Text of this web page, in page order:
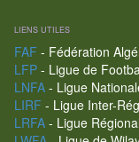
LIENS UTILES
FAF - Fédération
LFP- Ligue de
LNFA- Ligue
LIRF - Ligue Inter-
LRFA- Ligue